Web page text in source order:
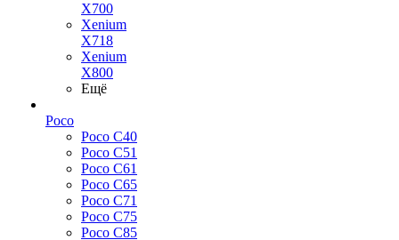
X700
Xenium
X718
Xenium
X800
Ещё
Poco
Poco C40
Poco C51
Poco C61
Poco C65
Poco C71
Poco C75
Poco C85